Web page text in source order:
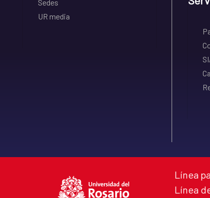
Sedes
UR media
Línea
Línea